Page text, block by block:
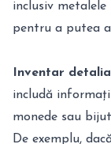
inclusiv
pentru a putea
Inventar
includă
monede sau
De exemplu,